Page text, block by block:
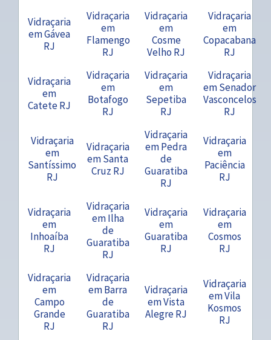
Vidraçaria
em Gávea
RJ
Vidraçaria
em
Flamengo
RJ
Vidraçaria
em
Cosme
Velho RJ
Vidraçaria
em
Copacabana
RJ
Vidraçaria
em
Catete RJ
Vidraçaria
em
Botafogo
RJ
Vidraçaria
em
Sepetiba
RJ
Vidraçaria
em Senador
Vasconcelos
RJ
Vidraçaria
em
Santíssimo
RJ
Vidraçaria
em Santa
Cruz RJ
Vidraçaria
em Pedra
de
Guaratiba
RJ
Vidraçaria
em
Paciência
RJ
Vidraçaria
em
Inhoaíba
RJ
Vidraçaria
em Ilha
de
Guaratiba
RJ
Vidraçaria
em
Guaratiba
RJ
Vidraçaria
em
Cosmos
RJ
Vidraçaria
em
Campo
Grande
RJ
Vidraçaria
em Barra
de
Guaratiba
RJ
Vidraçaria
em Vista
Alegre RJ
Vidraçaria
em Vila
Kosmos
RJ